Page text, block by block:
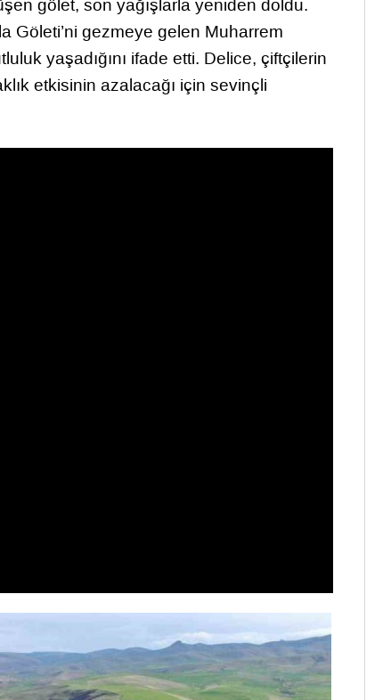
gölet, son yağışlarla yeniden doldu.
Göleti’ni gezmeye gelen Muharrem
yaşadığını ifade etti. Delice, çiftçilerin
etkisinin azalacağı için sevinçli